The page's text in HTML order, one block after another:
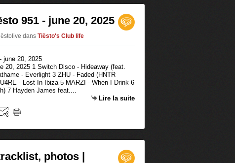
951 - june 20, 2025
dans Tiësto's Club life
20, 2025 1 Switch Disco - Hideaway (feat.
- Everlight 3 ZHU - Faded (HNTR
- Lost In Ibiza 5 MARZI - When I Drink 6
7 Hayden James feat....
Lire la suite
photos |